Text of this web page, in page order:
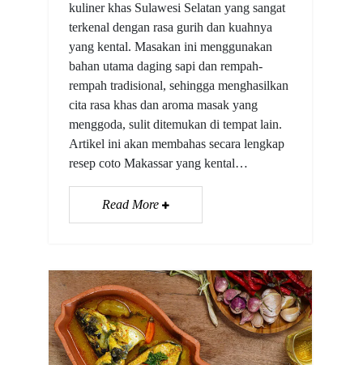
kuliner khas Sulawesi Selatan yang sangat
terkenal dengan rasa gurih dan kuahnya
yang kental. Masakan ini menggunakan
bahan utama daging sapi dan rempah-
rempah tradisional, sehingga menghasilkan
cita rasa khas dan aroma masak yang
menggoda, sulit ditemukan di tempat lain.
Artikel ini akan membahas secara lengkap
resep coto Makassar yang kental…
Read More